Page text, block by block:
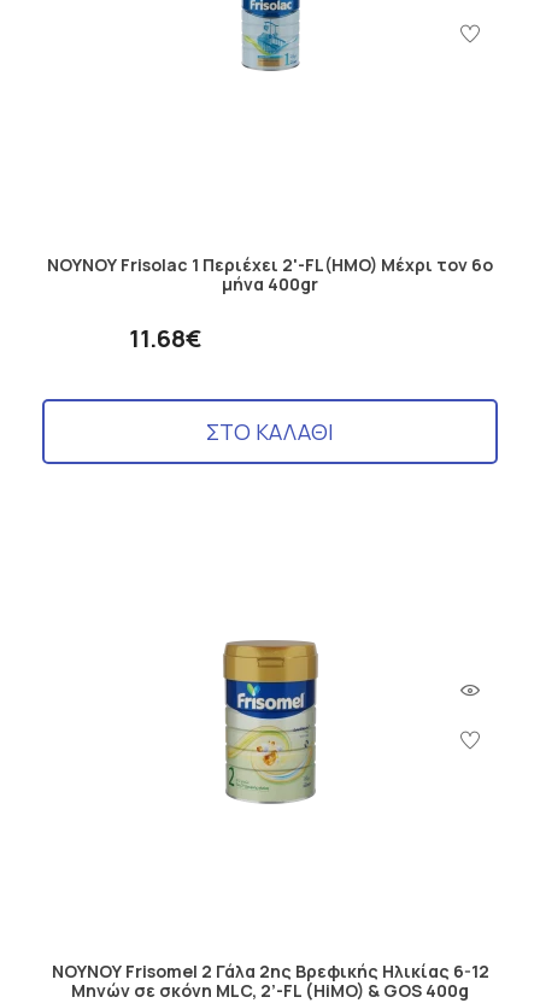
ΝΟΥΝΟΥ Frisolac 1 Περιέχει 2'-FL(HMO) Μέχρι τον 6ο
μήνα 400gr
11.68€
ΣΤΟ ΚΑΛΑΘΙ
ΝΟΥΝΟΥ Frisomel 2 Γάλα 2ης Βρεφικής Ηλικίας 6-12
Μηνών σε σκόνη MLC, 2’-FL (HiMO) & GOS 400g